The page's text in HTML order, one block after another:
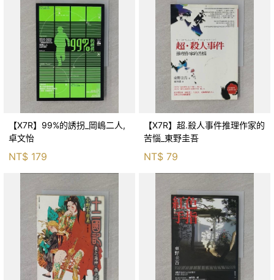
【X7R】99%的誘拐_岡嶋二人,
卓文怡
NT$ 179
【X7R】超.殺人事件推理作家的
苦惱_東野圭吾
NT$ 79